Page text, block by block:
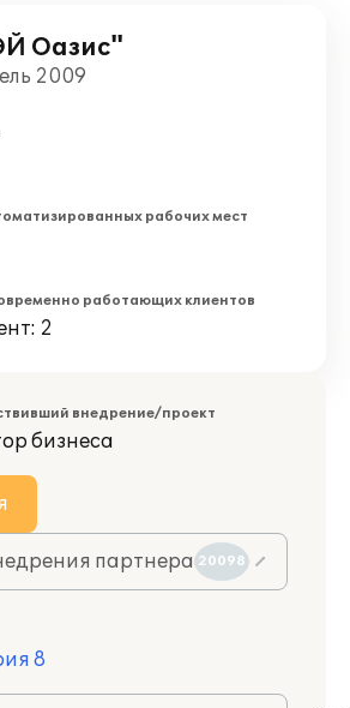
Оазис"
2009
рабочих мест
работающих клиентов
2
внедрение/проект
бизнеса
партнера 20098
8